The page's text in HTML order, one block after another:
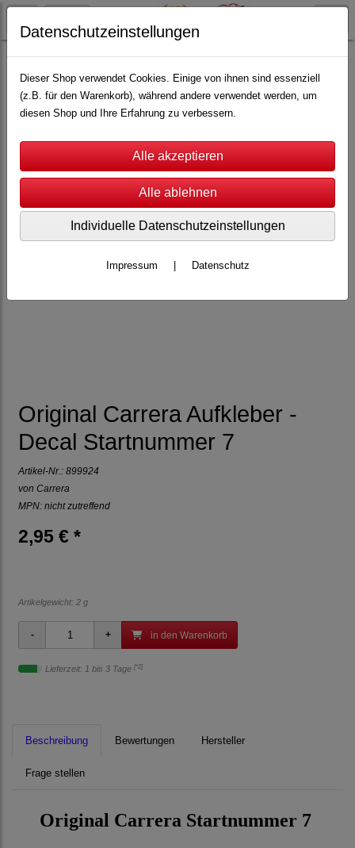
Carrera Carrera Profi Ersatzteile
Original Carrera Aufkleber -
Decal Startnummer 7
Artikel-Nr.: 899924
von Carrera
MPN: nicht zutreffend
2,95 € *
Artikelgewicht: 2 g
in den Warenkorb
Lieferzeit: 1 bis 3 Tage [*2]
Beschreibung Bewertungen Hersteller
Frage stellen
Original Carrera Startnummer 7
Datenschutzeinstellungen
Dieser Shop verwendet Cookies. Einige von ihnen sind essenziell
(z.B. für den Warenkorb), während andere verwendet werden, um
diesen Shop und Ihre Erfahrung zu verbessern.
Individuelle Datenschutzeinstellungen
Impressum Datenschutz